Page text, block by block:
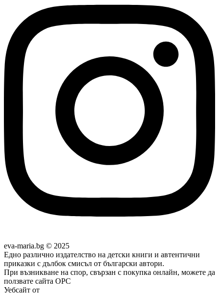
eva-maria.bg © 2025
Едно различно издателство на детски книги и автентични
приказки с дълбок смисъл от български автори.
При възникване на спор, свързан с покупка онлайн, можете да
ползвате сайта ОРС
Уебсайт от